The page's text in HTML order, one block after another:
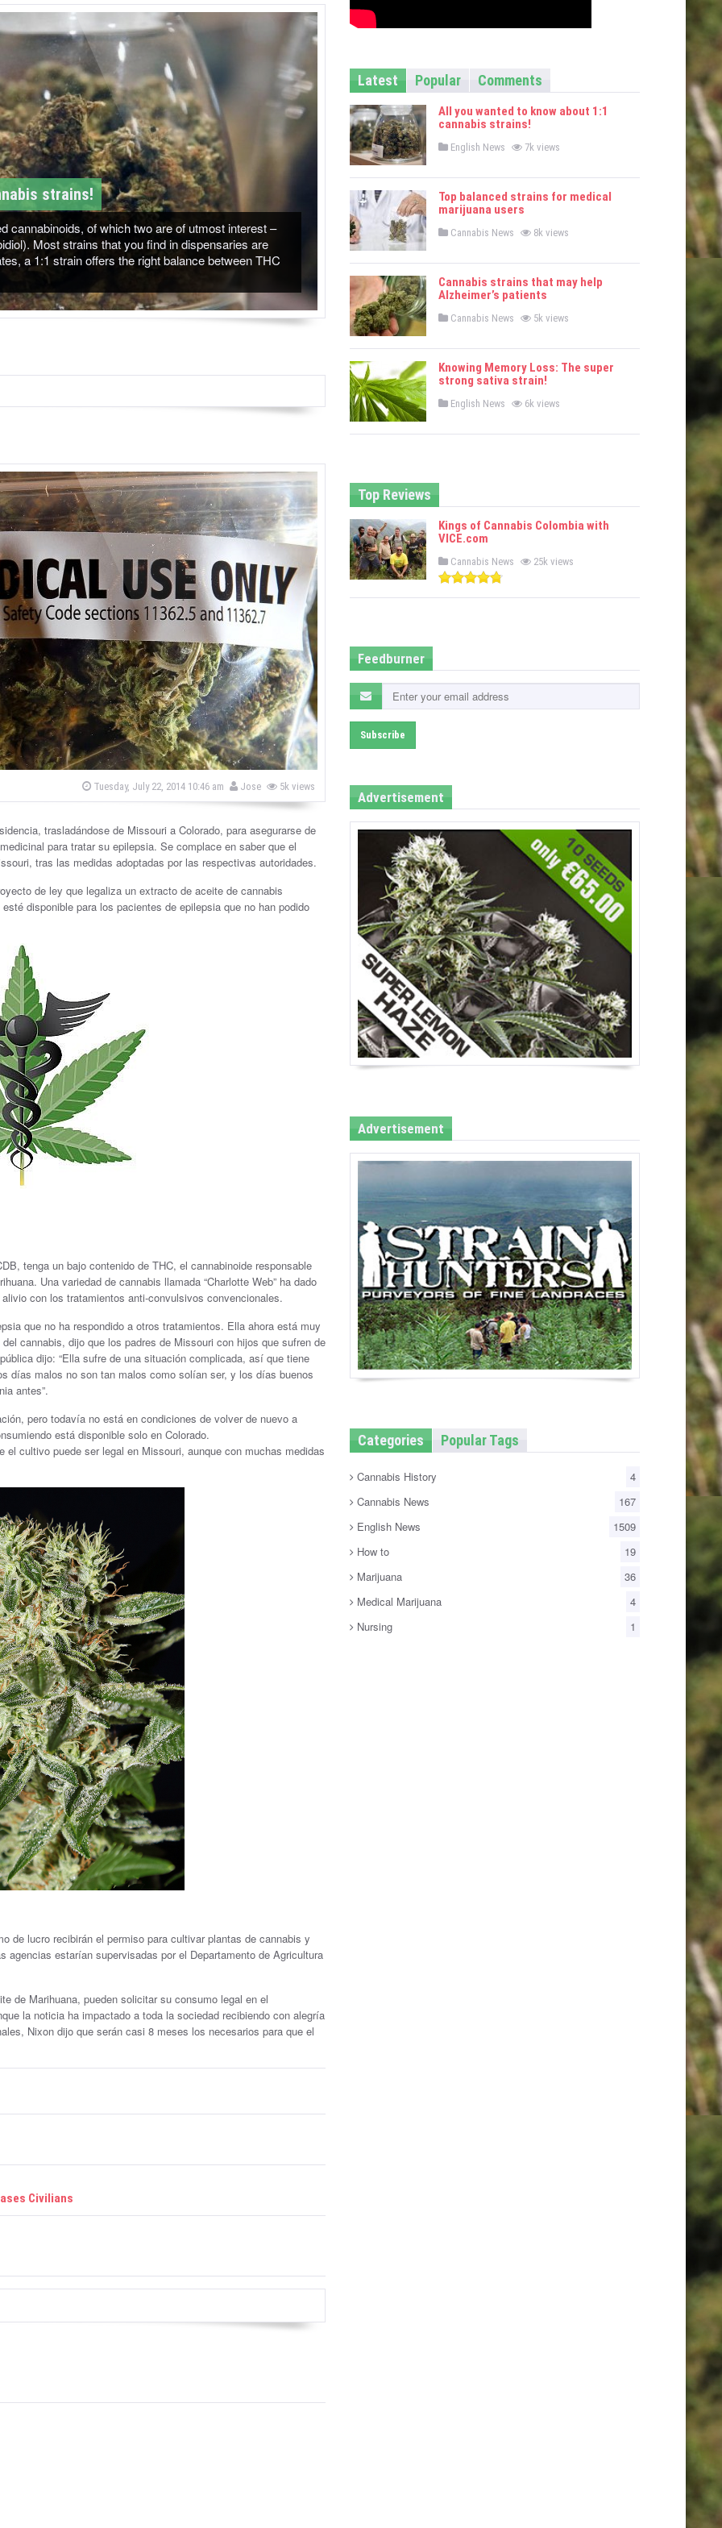
strains!
cannabinoids, of which two are of utmost interest –
Most strains that you find in dispensaries are
a 1:1 strain offers the right balance between THC
P
e
d
o
n
Tuesday, July 22, 2014 10:46 am b
y
Jose 5k views
trasladándose de Missouri a Colorado, para asegurarse de
para tratar su epilepsia. Se complace en saber que el
tras las medidas adoptadas por las respectivas autoridades.
de ley que legaliza un extracto de aceite de cannabis
disponible para los pacientes de epilepsia que no han podido
tenga un bajo contenido de THC, el cannabinoide responsable
Una variedad de cannabis llamada “Charlotte Web” ha dado
con los tratamientos anti-convulsivos convencionales.
que no ha respondido a otros tratamientos. Ella ahora está muy
cannabis, dijo que los padres de Missouri con hijos que sufren de
dijo: “Ella sufre de una situación complicada, así que tiene
días malos no son tan malos como solían ser, y los días buenos
antes”.
pero todavía no está en condiciones de volver de nuevo a
está disponible solo en Colorado.
cultivo puede ser legal en Missouri, aunque con muchas medidas
de lucro recibirán el permiso para cultivar plantas de cannabis y
estarían supervisadas por el Departamento de Agricultura
de Marihuana, pueden solicitar su consumo legal en el
la noticia ha impactado a toda la sociedad recibiendo con alegría
Nixon dijo que serán casi 8 meses los necesarios para que el
Civilians
Latest Popular Comments
All you wanted to know about 1:1
cannabis strains!
P
t
d
i
English News 7k views
Top balanced strains for medical
marijuana users
P
t
d
i
Cannabis News 8k views
Cannabis strains that may help
Alzheimer’s patients
P
t
d
i
Cannabis News 5k views
Knowing Memory Loss: The super
strong sativa strain!
P
t
English News 6k views
Top Reviews
Kings of Cannabis Colombia with
VICE.com
P
s
Cannabis News 25k views
Feedburner
Advertisement
Advertisement
Categories Popular Tags
Cannabis History
4
Cannabis News
167
English News
1509
How to
19
Marijuana
36
Medical Marijuana
4
Nursing
1